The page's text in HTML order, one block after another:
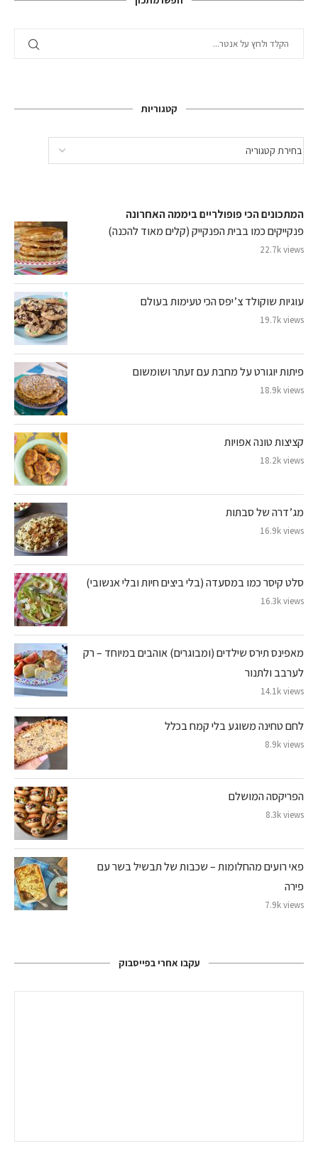
קטגוריות
המתכונים הכי פופולריים ביממה האחרונה
פנקייקים כמו בבית הפנקייק (קלים מאוד להכנה)
22.7k views
עוגיות שוקולד צ’יפס הכי טעימות בעולם
19.7k views
פיתות יוגורט על מחבת עם זעתר ושומשום
18.9k views
קציצות טונה אפויות
18.2k views
מג’דרה של סבתות
16.9k views
סלט קיסר כמו במסעדה (בלי ביצים חיות ובלי אנשובי)
16.3k views
מאפינס תירס שילדים (ומבוגרים) אוהבים במיוחד – רק
לערבב ולתנור
14.1k views
לחם טחינה משוגע בלי קמח בכלל
8.9k views
הפריקסה המושלם
8.3k views
פאי רועים מהחלומות – שכבות של תבשיל בשר עם
פירה
7.9k views
עקבו אחרי בפייסבוק